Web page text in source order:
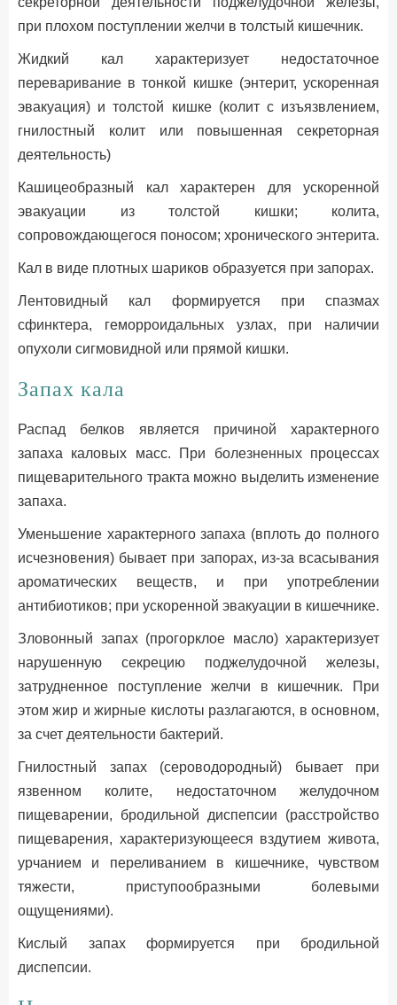
при плохом поступлении желчи в толстый кишечник.
Жидкий кал характеризует недостаточное
переваривание в тонкой кишке (энтерит, ускоренная
эвакуация) и толстой кишке (колит с изъязвлением,
гнилостный колит или повышенная секреторная
деятельность)
Кашицеобразный кал характерен для ускоренной
эвакуации из толстой кишки; колита,
сопровождающегося поносом; хронического энтерита.
Кал в виде плотных шариков образуется при запорах.
Лентовидный кал формируется при спазмах
сфинктера, геморроидальных узлах, при наличии
опухоли сигмовидной или прямой кишки.
Запах кала
Распад белков является причиной характерного
запаха каловых масс. При болезненных процессах
пищеварительного тракта можно выделить изменение
запаха.
Уменьшение характерного запаха (вплоть до полного
исчезновения) бывает при запорах, из-за всасывания
ароматических веществ, и при употреблении
антибиотиков; при ускоренной эвакуации в кишечнике.
Зловонный запах (прогорклое масло) характеризует
нарушенную секрецию поджелудочной железы,
затрудненное поступление желчи в кишечник. При
этом жир и жирные кислоты разлагаются, в основном,
за счет деятельности бактерий.
Гнилостный запах (сероводородный) бывает при
язвенном колите, недостаточном желудочном
пищеварении, бродильной диспепсии (расстройство
пищеварения, характеризующееся вздутием живота,
урчанием и переливанием в кишечнике, чувством
тяжести, приступообразными болевыми
ощущениями).
Кислый запах формируется при бродильной
диспепсии.